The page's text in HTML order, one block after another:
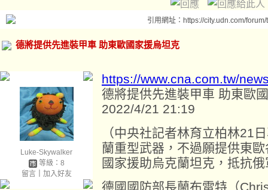
引用網址：https://city.udn.com/
德將提供先進裝甲車 助東歐國家援烏坦克
Luke-Skywalker
等級：8
留言｜ 加入好友
https://www.cna.com.tw/
德將提供先進裝甲車 助東歐
2022/4/21 21:19
（中央社記者林育立柏林21
蘭重型武器，不過願提供東
國家援助烏克蘭坦克，抵抗
德國國防部長蘭布雷特（